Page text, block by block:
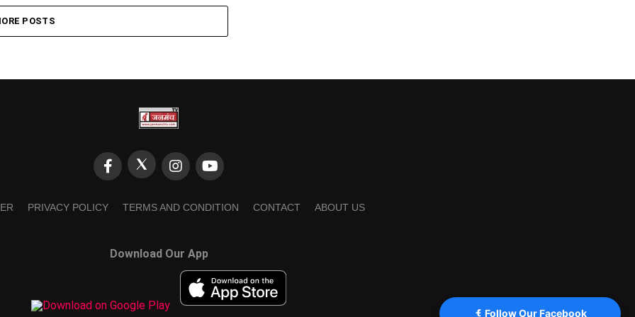
POSTS
PRIVACY POLICY TERMS AND CONDITION CONTACT ABOUT US
Download Our App
Follow Our Facebook